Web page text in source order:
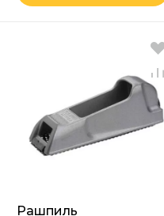
Рашпиль